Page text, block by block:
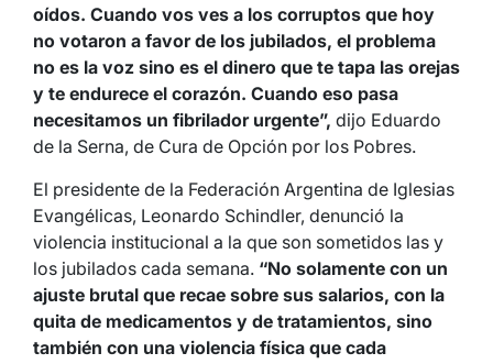
oídos. Cuando vos ves a los corruptos que hoy
no votaron a favor de los jubilados, el problema
no es la voz sino es el dinero que te tapa las orejas
y te endurece el corazón. Cuando eso pasa
necesitamos un fibrilador urgente”, dijo Eduardo
de la Serna, de Cura de Opción por los Pobres.
El presidente de la Federación Argentina de Iglesias
Evangélicas, Leonardo Schindler, denunció la
violencia institucional a la que son sometidos las y
los jubilados cada semana. “No solamente con un
ajuste brutal que recae sobre sus salarios, con la
quita de medicamentos y de tratamientos, sino
también con una violencia física que cada